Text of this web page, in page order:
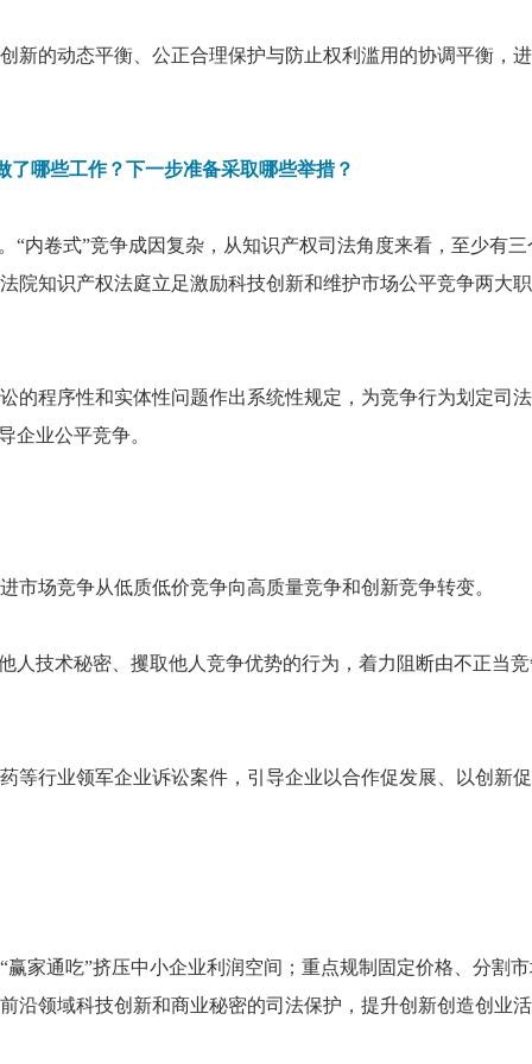
新的动态平衡、公正合理保护与防止权利滥用的协调平衡，
了哪些工作？下一步准备采取哪些举措？
内卷式”竞争成因复杂，从知识产权司法角度来看，至少有三
院知识产权法庭立足激励科技创新和维护市场公平竞争两大职
的程序性和实体性问题作出系统性规定，为竞争行为划定司法
企业公平竞争。
场竞争从低质低价竞争向高质量竞争和创新竞争转变。
人技术秘密、攫取他人竞争优势的行为，着力阻断由不正当
等行业领军企业诉讼案件，引导企业以合作促发展、以创新
家通吃”挤压中小企业利润空间；重点规制固定价格、分割
沿领域科技创新和商业秘密的司法保护，提升创新创造创业活